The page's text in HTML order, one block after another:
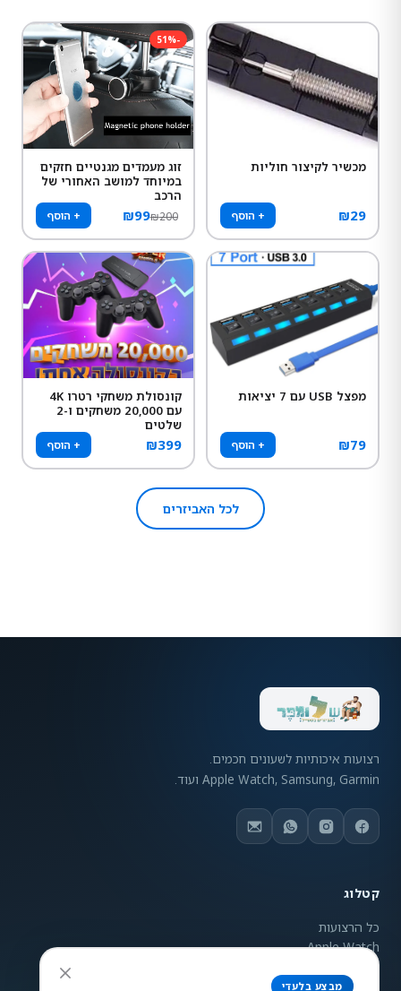
מכשיר לקיצור חוליות
₪29 + הוסף
-
51%
זוג מעמדים מגנטיים חזקים
במיוחד למושב האחורי של
הרכב
₪99₪200 + הוסף
מפצל USB עם 7 יציאות
₪79 + הוסף
קונסולת משחקי רטרו 4K
עם 20,000 משחקים ו-2
שלטים
₪399 + הוסף
לכל האביזרים
רצועות איכותיות לשעונים חכמים.
Apple Watch, Samsung, Garmin ועוד.
קטלוג
כל הרצועות
Apple Watch
Samsung Galaxy
Garminמבצע בלעדי